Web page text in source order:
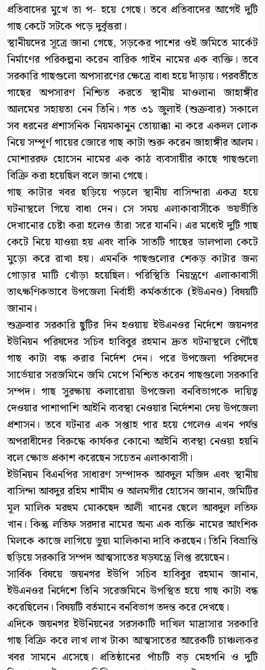
প্রতিবাদের মুখে তা প- হয়ে গেছে। তবে প্রতিবাদের আগেই দুটি
গাছ কেটে সটকে পড়ে দুর্বৃত্তরা।
স্থানীয়দের সূত্রে জানা গেছে, সড়কের পাশের ওই জমিতে মার্কেট
নির্মাণের পরিকল্পনা করেন বারিক গাইন নামের এক ব্যক্তি। তবে
সরকারি গাছগুলো অপসারণের ক্ষেত্রে বাধা হয়ে দাঁড়ায়। পরবর্তীতে
গাছের অপসারণ নিশ্চিত করতে স্থানীয় মাওলানা জাহাঙ্গীর
আলমের সহায়তা নেন তিনি। গত ৩১ জুলাই (শুক্রবার) সকালে
সব ধরনের প্রশাসনিক নিয়মকানুন তোয়াক্কা না করে একদল লোক
নিয়ে সম্পূর্ণ গায়ের জোরে গাছ কাটা শুরু করেন জাহাঙ্গীর আলম।
মোশাররফ হোসেন নামের এক কাঠ ব্যবসায়ীর কাছে গাছগুলো
বিক্রি করা হয়েছিল বলে জানা গেছে।
গাছ কাটার খবর ছড়িয়ে পড়লে স্থানীয় বাসিন্দারা একত্র হয়ে
ঘটনাস্থলে গিয়ে বাধা দেন। সে সময় এলাকাবাসীকে ভয়ভীতি
দেখানোর চেষ্টা করা হলেও তাঁরা সরে যাননি। এর মধ্যেই দুটি গাছ
কেটে নিয়ে যাওয়া হয় এবং বাকি সাতটি গাছের ডালপালা কেটে
মুড়ো করে রাখা হয়। এমনকি গাছগুলোর শেকড় কাটার জন্য
গোড়ার মাটি খোঁড়া হয়েছিল। পরিস্থিতি নিয়ন্ত্রণে এলাকাবাসী
তাৎক্ষণিকভাবে উপজেলা নির্বাহী কর্মকর্তাকে (ইউএনও) বিষয়টি
জানান।
শুক্রবার সরকারি ছুটির দিন হওয়ায় ইউএনওর নির্দেশে জয়নগর
ইউনিয়ন পরিষদের সচিব হাবিবুর রহমান দ্রুত ঘটনাস্থলে পৌঁছে
গাছ কাটা বন্ধ করার নির্দেশ দেন। পরে উপজেলা পরিষদের
সার্ভেয়ার সরজমিনে জমি মেপে নিশ্চিত করেন গাছগুলো সরকারি
সম্পদ। গাছ সুরক্ষায় কলারোয়া উপজেলা বনবিভাগকে দায়িত্ব
দেওয়ার পাশাপাশি আইনি ব্যবস্থা নেওয়ার নির্দেশনা দেয় উপজেলা
প্রশাসন। তবে ঘটনার এক সপ্তাহ পার হয়ে গেলেও এখন পর্যন্ত
অপরাধীদের বিরুদ্ধে কার্যকর কোনো আইনি ব্যবস্থা নেওয়া হয়নি
বলে ক্ষোভ প্রকাশ করেছেন সচেতন এলাকাবাসী।
ইউনিয়ন বিএনপির সাধারণ সম্পাদক আবদুল মজিদ এবং স্থানীয়
বাসিন্দা আবদুর রহিম শামীম ও আলমগীর হোসেন জানান, জমিটির
মূল মালিক মরহুম মোকছেদ আলী খানের ছেলে আবদুল লতিফ
খান। কিন্তু লতিফ সরদার নামের অন্য এক ব্যক্তি নামের আংশিক
মিলকে কাজে লাগিয়ে ভুয়া মালিকানা দাবি করছেন। তিনি বিভ্রান্তি
ছড়িয়ে সরকারি সম্পদ আত্মসাতের ষড়যন্ত্রে লিপ্ত রয়েছেন।
সার্বিক বিষয়ে জয়নগর ইউপি সচিব হাবিবুর রহমান জানান,
ইউএনওর নির্দেশে তিনি সরেজমিনে উপস্থিত হয়ে গাছ কাটা বন্ধ
করেছিলেন। বিষয়টি বর্তমানে বনবিভাগ তদন্ত করে দেখছে।
এদিকে জয়নগর ইউনিয়নের সরসকাটি দাখিল মাদ্রাসার সরকারি
গাছ বিক্রি করে লাখ লাখ টাকা আত্মসাতের আরেকটি চাঞ্চল্যকর
খবর সামনে এসেছে। প্রতিষ্ঠানের পাঁচটি বড় মেহগনি ও দুটি